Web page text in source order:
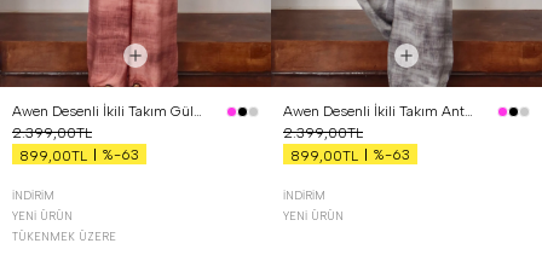
Awen Desenli İkili Takım Gül Kurusu
2.399,00TL
899,00TL
%-63
İNDIRIM
YENI ÜRÜN
TÜKENMEK ÜZERE
Awen Desenli İkili Takım Antrasit
2.399,00TL
899,00TL
%-63
İNDIRIM
YENI ÜRÜN